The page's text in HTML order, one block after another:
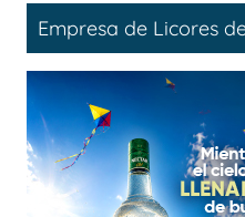
Empresa de Licores